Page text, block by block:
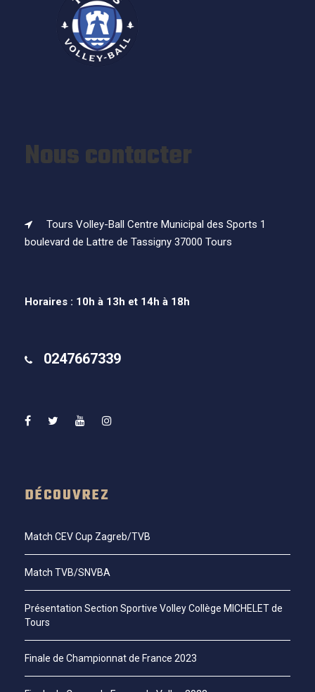
Nous contacter
Tours Volley-Ball Centre Municipal des Sports 1
boulevard de Lattre de Tassigny 37000 Tours
Horaires : 10h à 13h et 14h à 18h
0247667339
DÉCOUVREZ
Match CEV Cup Zagreb/TVB
Match TVB/SNVBA
Présentation Section Sportive Volley Collège MICHELET de
Tours
Finale de Championnat de France 2023